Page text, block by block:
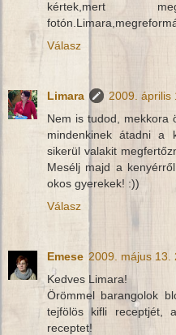
kértek,mert
Válasz
Limara
2009. április
Nem is tudod, mekkora
mindenkinek átadni a
sikerül valakit
Mesélj majd a
okos gyerekek! :))
Válasz
Emese 2009. május 13.
Kedves Limara!
Örömmel barangolok
tejfölös kifli receptjét,
receptet!